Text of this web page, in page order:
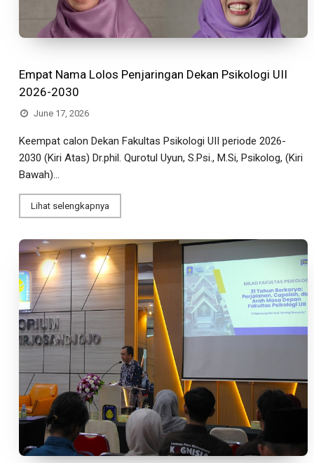
Empat Nama Lolos Penjaringan Dekan Psikologi UII
2026-2030
June 17, 2026
Keempat calon Dekan Fakultas Psikologi UII periode 2026-
2030 (Kiri Atas) Dr.phil. Qurotul Uyun, S.Psi., M.Si, Psikolog, (Kiri
Bawah)...
Lihat selengkapnya